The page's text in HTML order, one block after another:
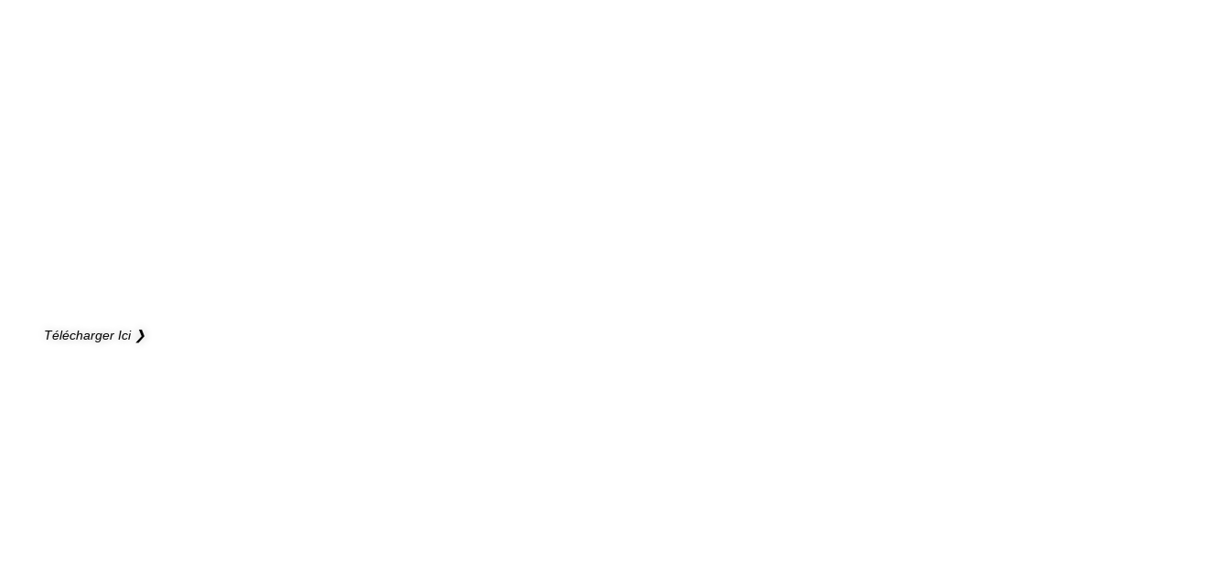
Télécharger Ici ❯